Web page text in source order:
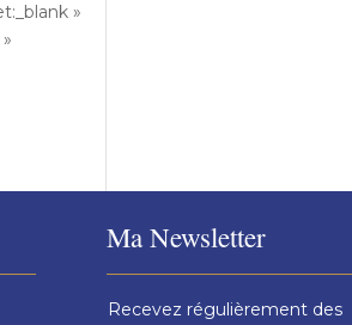
»
Ma Newsletter
Recevez régulièrement des